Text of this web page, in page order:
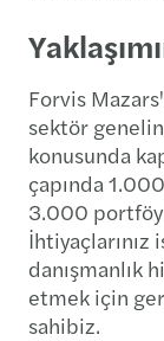
Forvis
sektör
konusunda
çapında
3.000
danışmanlık
etmek için
sahibiz.